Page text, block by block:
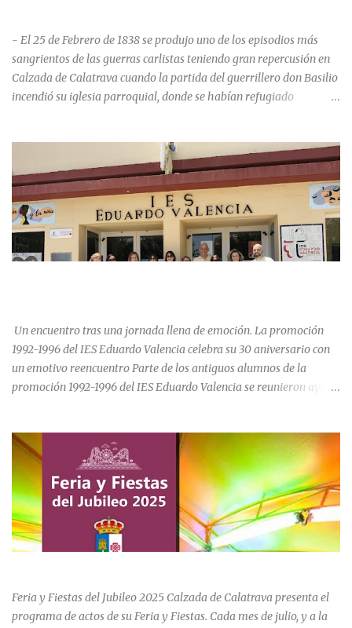
- El 25 de Febrero de 1838 se produjo uno de los episodios más
sangrientos de las guerras carlistas teniendo gran repercusión en
Calzada de Calatrava cuando la partida del guerrillero don Basilio
incendió su iglesia parroquial, donde se habían refugiado
población se inclinó por el bando Carlista. Según Madoz, murieron
163 personas que "se defendieron heroicamente muriendo como
nuevos numantinos, siendo presa de las llamas todo ese crecido
número de españoles de uno y otro sexo, dignos de mejor suerte y
eterna alabanza". ¿Para cuando algo simbólico sobre este hecho?
Ntra. Sra. Santa Mª del Valle, “La gran desconocida y olvidada”
Andrés Mejía Godeo Entre el último cuarto del siglo XV y primero
para el asentamiento en la vi...
Un encuentro tras una jornada llena de emoción. La promoción
1992-1996 del IES Eduardo Valencia celebra su 30 aniversario con
un emotivo reencuentro Parte de los antiguos alumnos de la
promoción 1992-1996 del IES Eduardo Valencia se reunieron ayer
marcada por la emoción, los recuerdos compartidos y la
oportunidad de volver a recorrer los espacios que formaron parte
de una etapa inolvidable de sus vidas. El instituto, ubicado al final
de la calle Cervantes de la localidad, sigue siendo uno de los
referentes educativos de la comarca. La visita a las instalaciones
fue guiada por Ramón, actual secretario del centro, quien mostró a
los asistentes las dependencias y las numerosas transformaciones
Durante el recorrido, los antiguos estudiantes estuvieron
acompañados por su querida profes...
Feria y Fiestas del Jubileo 2025 Calzada de Calatrava presenta el
programa de actos de su Feria y Fiestas. Cada mes de julio, y a la